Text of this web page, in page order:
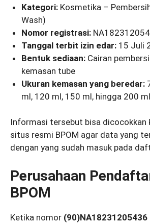
Kategori: Kosmetika –
Wash)
Nomor registrasi:
Tanggal terbit izin edar: 15 Juli
Bentuk sediaan: Cairan
kemasan tube
Ukuran kemasan yang beredar:
ml, 120 ml, 150 ml, hingga 200 ml
Informasi tersebut bisa dicocokkan
situs resmi BPOM agar data yang
dengan yang sudah masuk pada
Perusahaan
BPOM
Ketika nomor (90)NA18231205436